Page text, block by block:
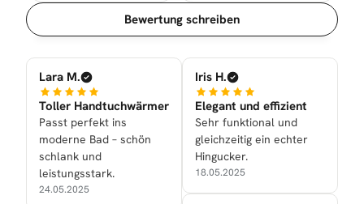
Sortierung
Bewertung schreiben
Lara M.
Toller Handtuchwärmer
Passt perfekt ins
moderne Bad – schön
schlank und
leistungsstark.
24.05.2025
Iris H.
Elegant und effizient
Sehr funktional und
gleichzeitig ein echter
Hingucker.
18.05.2025